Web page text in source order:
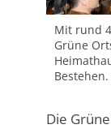
Mit rund
Grüne
Die